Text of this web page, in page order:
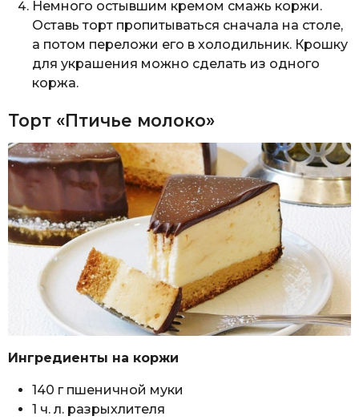
Немного остывшим кремом смажь коржи.
Оставь торт пропитываться сначала на столе,
а потом переложи его в холодильник. Крошку
для украшения можно сделать из одного
коржа.
Торт «Птичье молоко»
Ингредиенты на коржи
140 г пшеничной муки
1 ч. л. разрыхлителя